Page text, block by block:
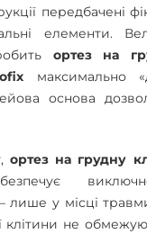
передбачені
елементи.
ортез на
максимально
основа
ортез на грудну
– лише у місці
клітини не